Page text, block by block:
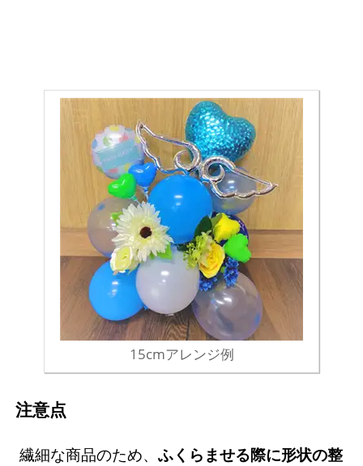
15cmアレンジ例
注意点
繊細な商品のため、ふくらませる際に形状の整